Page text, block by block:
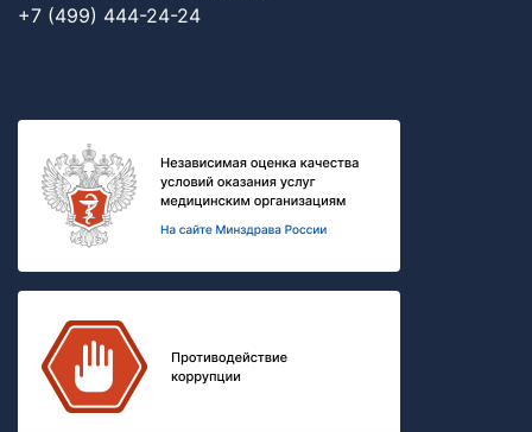
+7 (499) 444-24-24